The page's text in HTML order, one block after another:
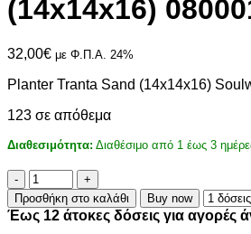
(14x14x16)
32,00€ με Φ.Π.Α. 24%
Planter Tranta Sand (14x14x16)
123 σε απόθεμα
Διαθεσιμότητα: Διαθέσιμο από 1 έως 3
Planter
Tranta
Sand
(14x14x16)
Προσθήκη στο καλάθι Buy now
Έως 12 άτοκες δόσεις για αγορές